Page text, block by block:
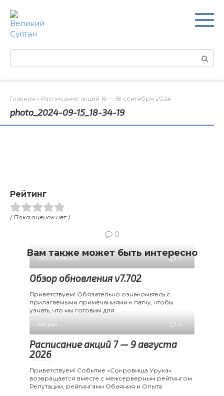
контенту
Поиск:
Главная » Расписание акций 16 — 18 сентября 2024
photo_2024-09-15_18-34-19
Рейтинг
( Пока оценок нет )
0
Вам также может быть интересно
Обновления 0
Обзор обновления v7.702
Приветствуем! Обязательно ознакомьтесь с
прилагаемыми примечаниями к патчу, чтобы
узнать, что мы готовим для
Акции
0
Расписание акций 7 — 9 августа
2026
Приветствуем! Событие «Сокровища Урука»
возвращается вместе с межсерверным рейтингом
Репутации, рейтингами Обаяния и Опыта